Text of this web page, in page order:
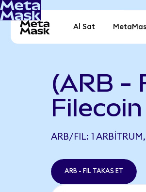
Al Sat
(ARB -
ARB/FIL: 1 ARBITRUM,
ARB - FIL TAKAS ET